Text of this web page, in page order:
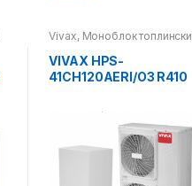
Vivax, Моноблок топлински
VIVAX HPS-
41CH120AERI/O3 R410
ТРОФАЗНА+HPS-
120HM155AERI